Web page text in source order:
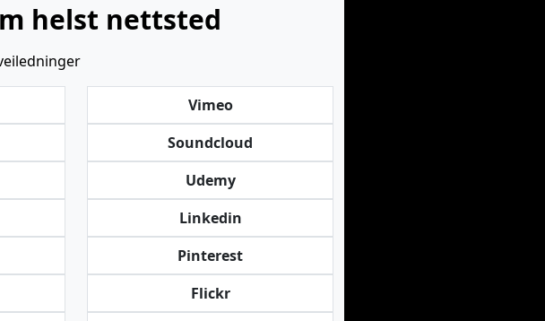
helst nettsted
Vimeo
Soundcloud
Udemy
Linkedin
Pinterest
Flickr